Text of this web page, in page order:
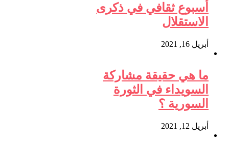
أسبوع ثقافي في ذكرى
الاستقلال
أبريل 16, 2021
ما هي حقيقة مشاركة
السويداء في الثورة
السورية ؟
أبريل 12, 2021